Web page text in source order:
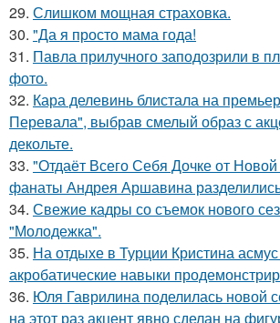
29. Слишком мощная страховка.
30. "Да я просто мама года!
31. Павла прилучного заподозрили в
фото.
32. Кара делевинь блистала на
Перевала", выбрав смелый образ с
декольте.
33. "Отдаёт Всего Себя Дочке от
фанаты Андрея Аршавина
34. Свежие кадры со съемок нового
"Молодежка".
35. На отдыхе в Турции Кристина
акробатические навыки
36. Юля Гаврилина поделилась новой
на этот раз акцент явно сделан на